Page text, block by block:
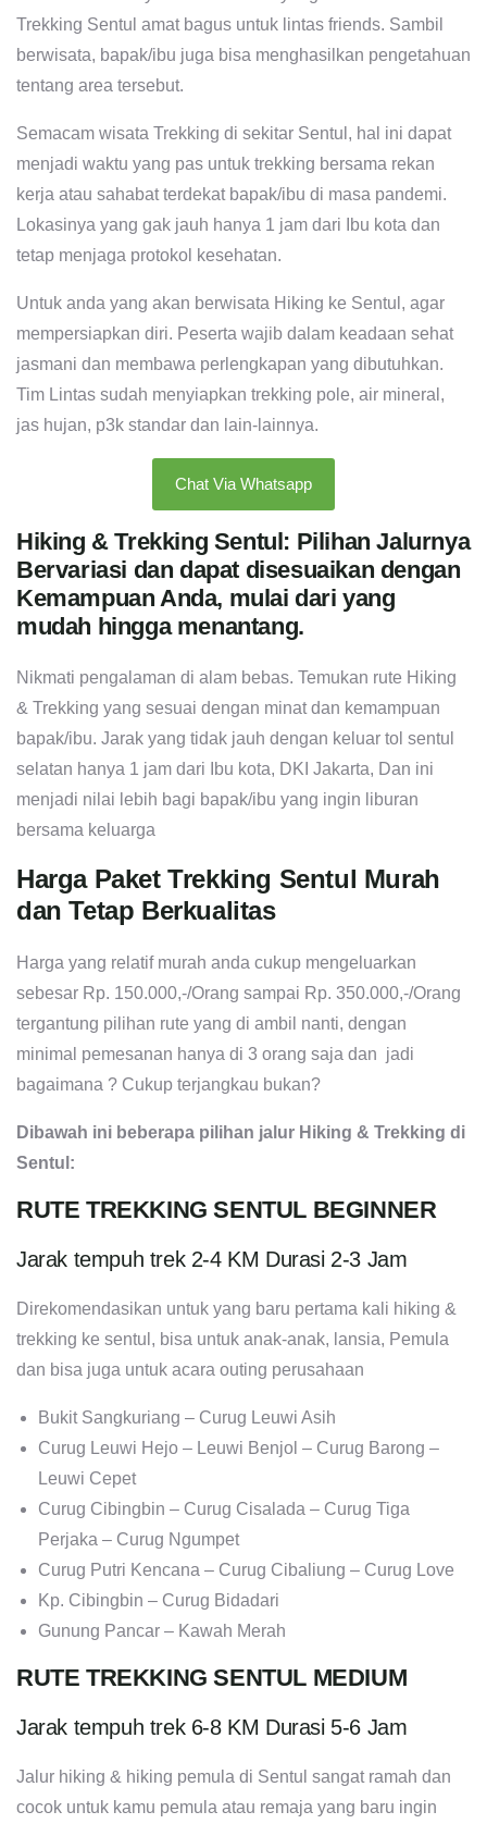
Trekking Sentul amat bagus untuk lintas friends. Sambil
berwisata, bapak/ibu juga bisa menghasilkan pengetahuan
tentang area tersebut.
Semacam wisata Trekking di sekitar Sentul, hal ini dapat
menjadi waktu yang pas untuk trekking bersama rekan
kerja atau sahabat terdekat bapak/ibu di masa pandemi.
Lokasinya yang gak jauh hanya 1 jam dari Ibu kota dan
tetap menjaga protokol kesehatan.
Untuk anda yang akan berwisata Hiking ke Sentul, agar
mempersiapkan diri. Peserta wajib dalam keadaan sehat
jasmani dan membawa perlengkapan yang dibutuhkan.
Tim Lintas sudah menyiapkan trekking pole, air mineral,
jas hujan, p3k standar dan lain-lainnya.
Chat Via Whatsapp
Hiking & Trekking Sentul: Pilihan Jalurnya
Bervariasi dan dapat disesuaikan dengan
Kemampuan Anda, mulai dari yang
mudah hingga menantang.
Nikmati pengalaman di alam bebas. Temukan rute Hiking
& Trekking yang sesuai dengan minat dan kemampuan
bapak/ibu. Jarak yang tidak jauh dengan keluar tol sentul
selatan hanya 1 jam dari Ibu kota, DKI Jakarta, Dan ini
menjadi nilai lebih bagi bapak/ibu yang ingin liburan
bersama keluarga
Harga Paket Trekking Sentul Murah
dan Tetap Berkualitas
Harga yang relatif murah anda cukup mengeluarkan
sebesar Rp. 150.000,-/Orang sampai Rp. 350.000,-/Orang
tergantung pilihan rute yang di ambil nanti, dengan
minimal pemesanan hanya di 3 orang saja dan jadi
bagaimana ? Cukup terjangkau bukan?
Dibawah ini beberapa pilihan jalur Hiking & Trekking di
Sentul:
RUTE TREKKING SENTUL BEGINNER
Jarak tempuh trek 2-4 KM Durasi 2-3 Jam
Direkomendasikan untuk yang baru pertama kali hiking &
trekking ke sentul, bisa untuk anak-anak, lansia, Pemula
dan bisa juga untuk acara outing perusahaan
Bukit Sangkuriang – Curug Leuwi Asih
Curug Leuwi Hejo – Leuwi Benjol – Curug Barong –
Leuwi Cepet
Curug Cibingbin – Curug Cisalada – Curug Tiga
Perjaka – Curug Ngumpet
Curug Putri Kencana – Curug Cibaliung – Curug Love
Kp. Cibingbin – Curug Bidadari
Gunung Pancar – Kawah Merah
RUTE TREKKING SENTUL MEDIUM
Jarak tempuh trek 6-8 KM Durasi 5-6 Jam
Jalur hiking & hiking pemula di Sentul sangat ramah dan
cocok untuk kamu pemula atau remaja yang baru ingin